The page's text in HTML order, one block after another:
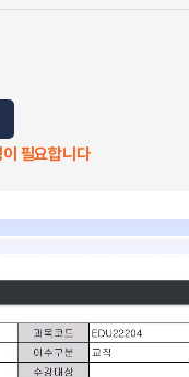
필요합니다